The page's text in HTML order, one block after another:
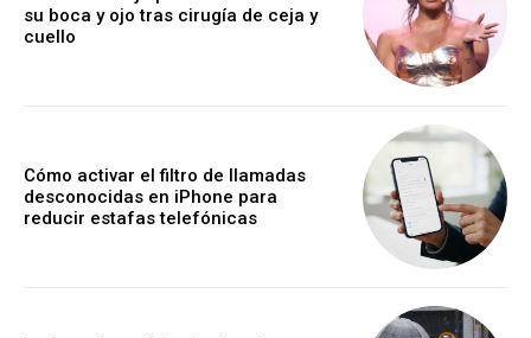
su boca y ojo tras cirugía de ceja y
cuello
Cómo activar el filtro de llamadas
desconocidas en iPhone para
reducir estafas telefónicas